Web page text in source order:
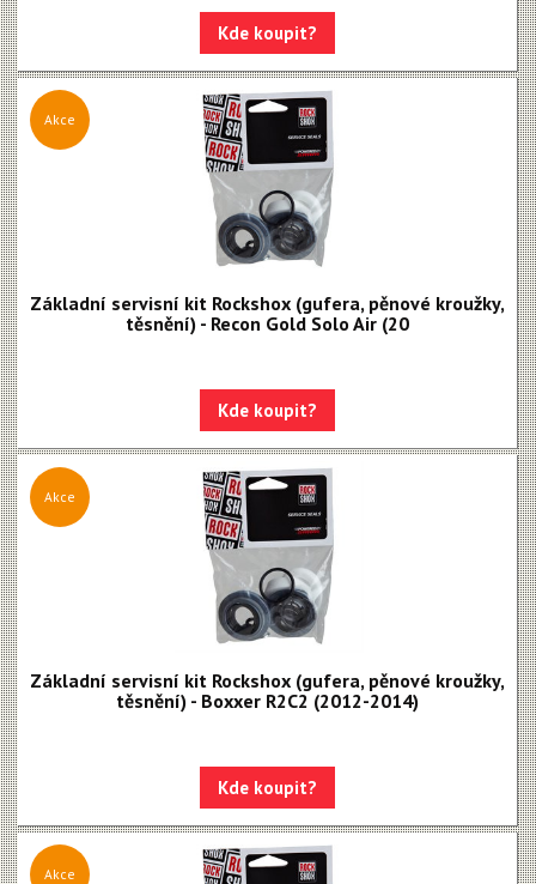
Kde koupit?
Akce
Základní servisní kit Rockshox (gufera, pěnové kroužky,
těsnění) - Recon Gold Solo Air (20
Kde koupit?
Akce
Základní servisní kit Rockshox (gufera, pěnové kroužky,
těsnění) - Boxxer R2C2 (2012-2014)
Kde koupit?
Akce